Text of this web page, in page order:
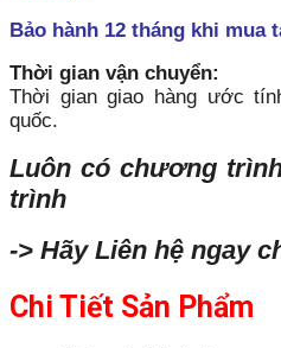
Bảo hành 12 tháng khi mua
Thời gian vận chuyển:
Thời gian giao hàng ước
quốc.
Luôn có chương
trình
-> Hãy Liên hệ ngay
Chi Tiết Sản Phẩm